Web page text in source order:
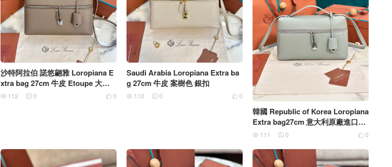
沙特阿拉伯 諾悠翩雅 Loropiana E
xtra bag 27cm 牛皮 Etoupe 大象
灰銀扣
 0
 112  0
Saudi Arabia Loropiana Extra ba
g 27cm 牛皮 案樹色 銀扣
 0
 110  0
韓國 Republic of Korea Loropiana
Extra bag27cm 意大利原廠進口牛
皮 石灰色金扣
 0
 111  0